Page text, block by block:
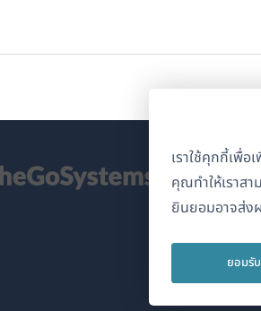
เราใช้คุกกี้เพื่อ
คุณทำให้เราส
ยินยอมอาจส่
ยอมรับ